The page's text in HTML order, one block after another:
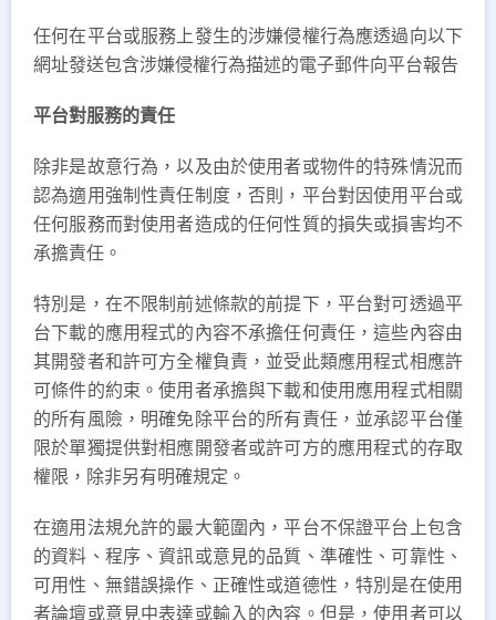
任何在平台或服務上發生的涉嫌侵權行為應透過向以下
網址發送包含涉嫌侵權行為描述的電子郵件向平台報告
平台對服務的責任
除非是故意行為，以及由於使用者或物件的特殊情況而
認為適用強制性責任制度，否則，平台對因使用平台或
任何服務而對使用者造成的任何性質的損失或損害均不
承擔責任。
特別是，在不限制前述條款的前提下，平台對可透過平
台下載的應用程式的內容不承擔任何責任，這些內容由
其開發者和許可方全權負責，並受此類應用程式相應許
可條件的約束。使用者承擔與下載和使用應用程式相關
的所有風險，明確免除平台的所有責任，並承認平台僅
限於單獨提供對相應開發者或許可方的應用程式的存取
權限，除非另有明確規定。
在適用法規允許的最大範圍內，平台不保證平台上包含
的資料、程序、資訊或意見的品質、準確性、可靠性、
可用性、無錯誤操作、正確性或道德性，特別是在使用
者論壇或意見中表達或輸入的內容。但是，使用者可以